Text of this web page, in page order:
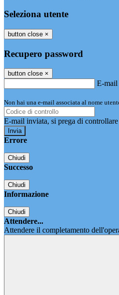
Seleziona utente
button close ×
Recupero password
button close ×
E-mail
Non hai una e-mail associata al nome
E-mail inviata, si prega di
Errore
Chiudi
Successo
Chiudi
Informazione
Chiudi
Attendere...
Attendere il completamento